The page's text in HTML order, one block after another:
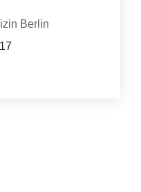
Berlin